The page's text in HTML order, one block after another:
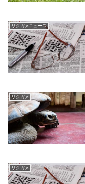
リクガメニュース
リクガメ
リクガメ